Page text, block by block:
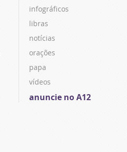
infográficos
libras
notícias
orações
papa
vídeos
anuncie no A12